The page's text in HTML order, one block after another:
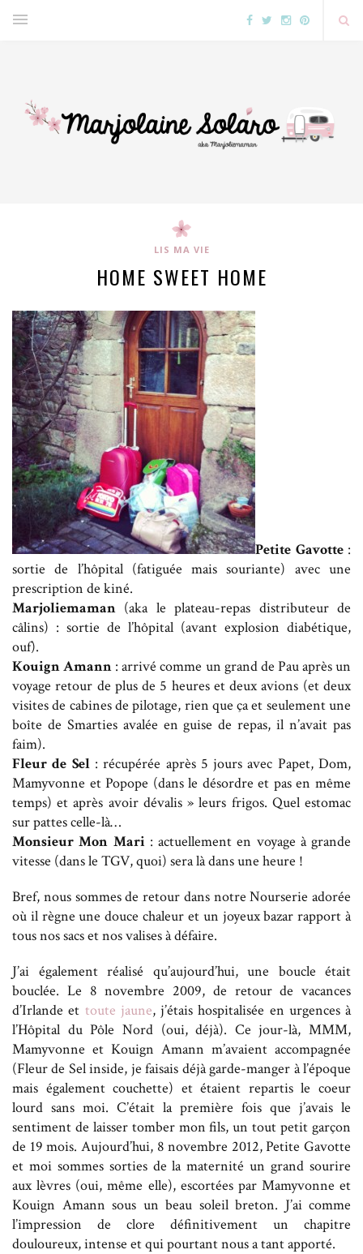
LIS MA VIE
HOME SWEET HOME
Petite Gavotte:
sortie de l’hôpital (fatiguée mais souriante) avec une
prescription de kiné.
Marjoliemaman (aka le plateau-repas distributeur de
câlins) : sortie de l’hôpital (avant explosion diabétique,
ouf).
Kouign Amann : arrivé comme un grand de Pau après un
voyage retour de plus de 5 heures et deux avions (et deux
visites de cabines de pilotage, rien que ça et seulement une
boîte de Smarties avalée en guise de repas, il n’avait pas
faim).
Fleur de Sel: récupérée après 5 jours avec Papet, Dom,
Mamyvonne et Popope (dans le désordre et pas en même
temps) et après avoir dévalis » leurs frigos. Quel estomac
sur pattes celle-là…
Monsieur Mon Mari : actuellement en voyage à grande
vitesse (dans le TGV, quoi) sera là dans une heure !
Bref, nous sommes de retour dans notre Nourserie adorée
où il règne une douce chaleur et un joyeux bazar rapport à
tous nos sacs et nos valises à défaire.
J’ai également réalisé qu’aujourd’hui, une boucle était
bouclée. Le 8 novembre 2009, de retour de vacances
d’Irlande et toute jaune, j’étais hospitalisée en urgences à
l’Hôpital du Pôle Nord (oui, déjà). Ce jour-là, MMM,
Mamyvonne et Kouign Amann m’avaient accompagnée
(Fleur de Sel inside, je faisais déjà garde-manger à l’époque
mais également couchette) et étaient repartis le coeur
lourd sans moi. C’était la première fois que j’avais le
sentiment de laisser tomber mon fils, un tout petit garçon
de 19 mois. Aujourd’hui, 8 novembre 2012, Petite Gavotte
et moi sommes sorties de la maternité un grand sourire
aux lèvres (oui, même elle), escortées par Mamyvonne et
Kouign Amann sous un beau soleil breton. J’ai comme
l’impression de clore définitivement un chapitre
douloureux, intense et qui pourtant nous a tant apporté.